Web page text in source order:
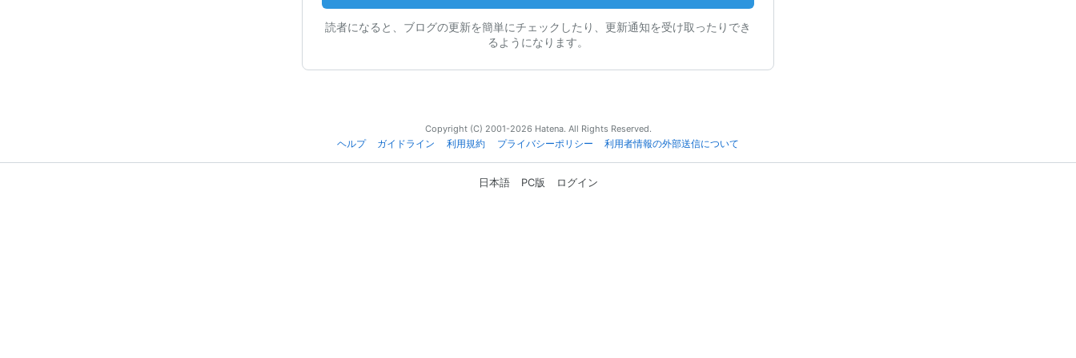
読者になると、ブログの更新を簡単にチェックしたり、更新通知を受け取ったりでき
るようになります。
Copyright (C) 2001-2026 Hatena. All Rights Reserved.
ヘルプ
ガイドライン 利用規約 プライバシーポリシー 利用者情報の外部送信について
日本語 PC版 ログイン